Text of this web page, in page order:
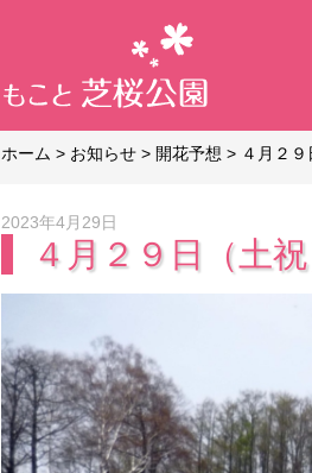
ホーム > お知らせ > 開花予想 > ４月２
2023年4月29日
４月２９日（土